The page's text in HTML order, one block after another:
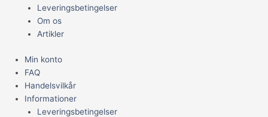
Leveringsbetingelser
Om os
Artikler
Min konto
FAQ
Handelsvilkår
Informationer
Leveringsbetingelser